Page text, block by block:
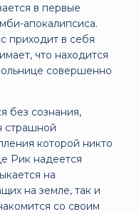
в первые
апокалипсиса.
приходит в себя
что находится
совершенно
без сознания,
страшной
которой никто
Рик надеется
на
на земле, так и
со своим